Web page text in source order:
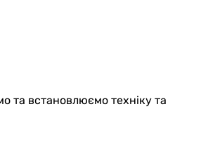
та встановлюємо техніку та